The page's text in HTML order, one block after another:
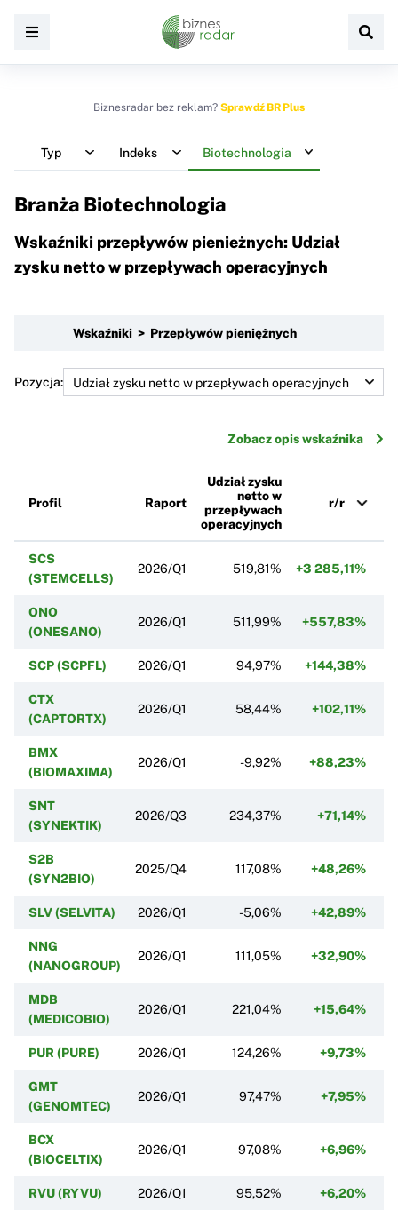
Biznesradar bez reklam? Sprawdź BR Plus
Typ Indeks Biotechnologia
Branża Biotechnologia
Wskaźniki przepływów pienieżnych: Udział
zysku netto w przepływach operacyjnych
Wskaźniki > Przepływów pieniężnych
Pozycja:
Zobacz opis wskaźnika
Profil Raport
Udział zysku
netto w
przepływach
operacyjnych
r/r
SCS
(STEMCELLS)
2026/Q1 519,81% +3 285,11%
ONO
(ONESANO)
2026/Q1 511,99% +557,83%
SCP (SCPFL) 2026/Q1 94,97% +144,38%
CTX
(CAPTORTX)
2026/Q1 58,44% +102,11%
BMX
(BIOMAXIMA)
2026/Q1 -9,92% +88,23%
SNT
(SYNEKTIK)
2026/Q3 234,37% +71,14%
S2B
(SYN2BIO)
2025/Q4 117,08% +48,26%
SLV (SELVITA) 2026/Q1 -5,06% +42,89%
NNG
(NANOGROUP)
2026/Q1 111,05% +32,90%
MDB
(MEDICOBIO)
2026/Q1 221,04% +15,64%
PUR (PURE) 2026/Q1 124,26% +9,73%
GMT
(GENOMTEC)
2026/Q1 97,47% +7,95%
BCX
(BIOCELTIX)
2026/Q1 97,08% +6,96%
RVU (RYVU) 2026/Q1 95,52% +6,20%